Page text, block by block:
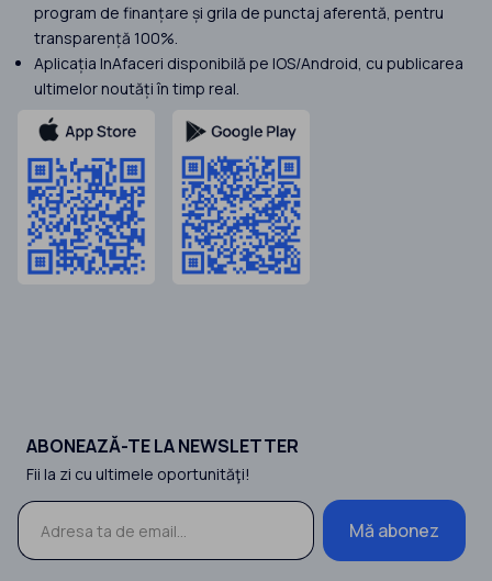
program de finanțare și grila de punctaj aferentă, pentru
transparență 100%.
Aplicația InAfaceri disponibilă pe IOS/Android, cu publicarea
ultimelor noutăți în timp real.
ABONEAZĂ-TE LA NEWSLETTER
Fii la zi cu ultimele oportunităţi!
Mă abonez